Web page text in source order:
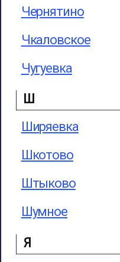
Чернятино
Чкаловское
Чугуевка
Ш
Ширяевка
Шкотово
Штыково
Шумное
Я